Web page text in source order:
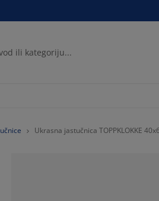
Ukrasna jastučnica TOPPKLOKKE